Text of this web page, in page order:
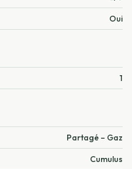
Oui
1
Partagé – Gaz
Cumulus